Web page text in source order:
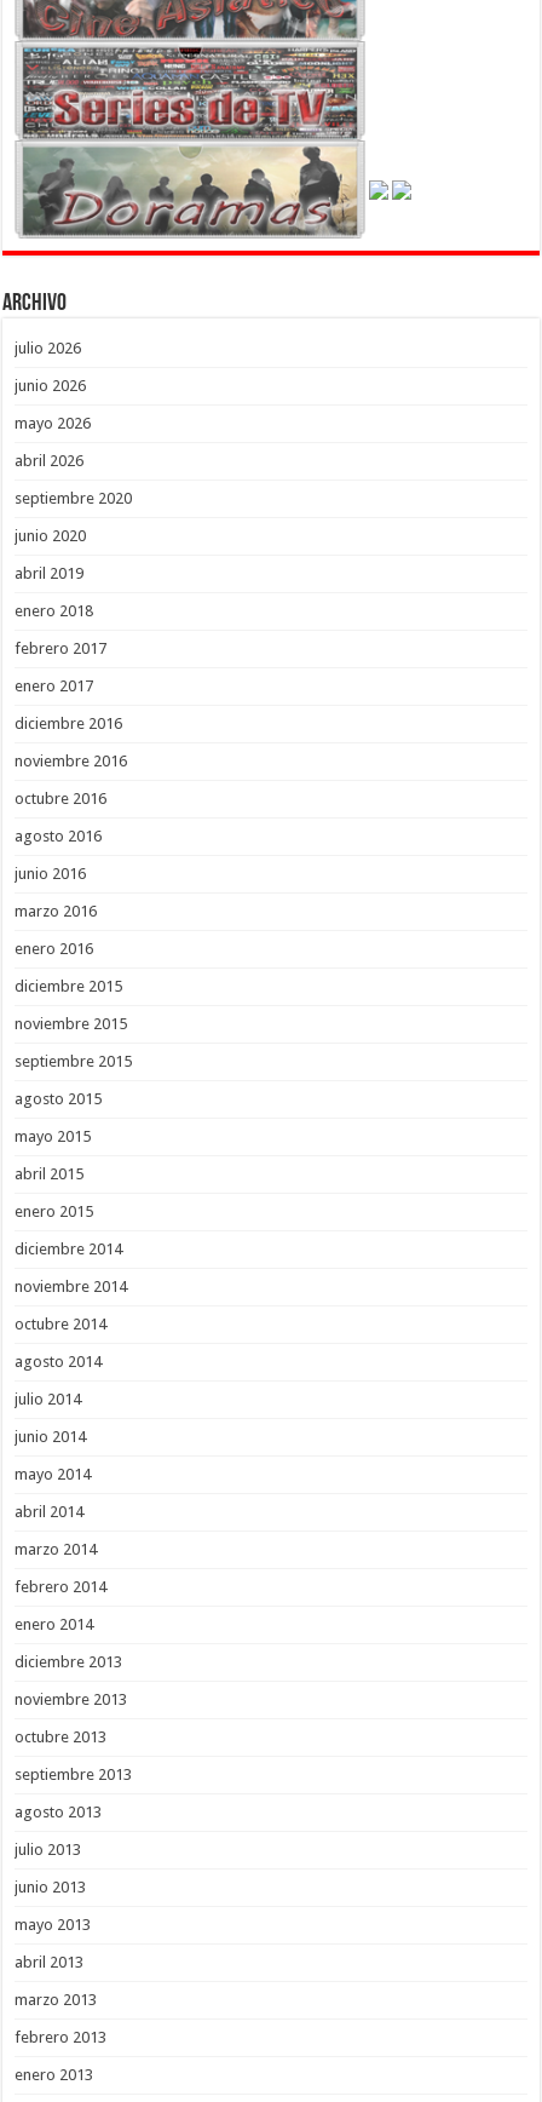
Archivo
julio 2026
junio 2026
mayo 2026
abril 2026
septiembre 2020
junio 2020
abril 2019
enero 2018
febrero 2017
enero 2017
diciembre 2016
noviembre 2016
octubre 2016
agosto 2016
junio 2016
marzo 2016
enero 2016
diciembre 2015
noviembre 2015
septiembre 2015
agosto 2015
mayo 2015
abril 2015
enero 2015
diciembre 2014
noviembre 2014
octubre 2014
agosto 2014
julio 2014
junio 2014
mayo 2014
abril 2014
marzo 2014
febrero 2014
enero 2014
diciembre 2013
noviembre 2013
octubre 2013
septiembre 2013
agosto 2013
julio 2013
junio 2013
mayo 2013
abril 2013
marzo 2013
febrero 2013
enero 2013